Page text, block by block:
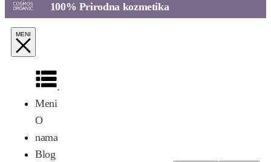
100% Prirodna kozmetika​
Meni
O
nama
Blog